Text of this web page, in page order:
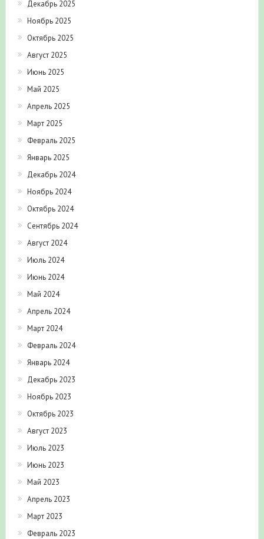
Декабрь 2025
Ноябрь 2025
Октябрь 2025
Август 2025
Июнь 2025
Май 2025
Апрель 2025
Март 2025
Февраль 2025
Январь 2025
Декабрь 2024
Ноябрь 2024
Октябрь 2024
Сентябрь 2024
Август 2024
Июль 2024
Июнь 2024
Май 2024
Апрель 2024
Март 2024
Февраль 2024
Январь 2024
Декабрь 2023
Ноябрь 2023
Октябрь 2023
Август 2023
Июль 2023
Июнь 2023
Май 2023
Апрель 2023
Март 2023
Февраль 2023